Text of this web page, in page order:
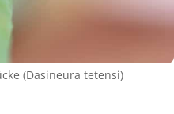
(Dasineura tetensi)